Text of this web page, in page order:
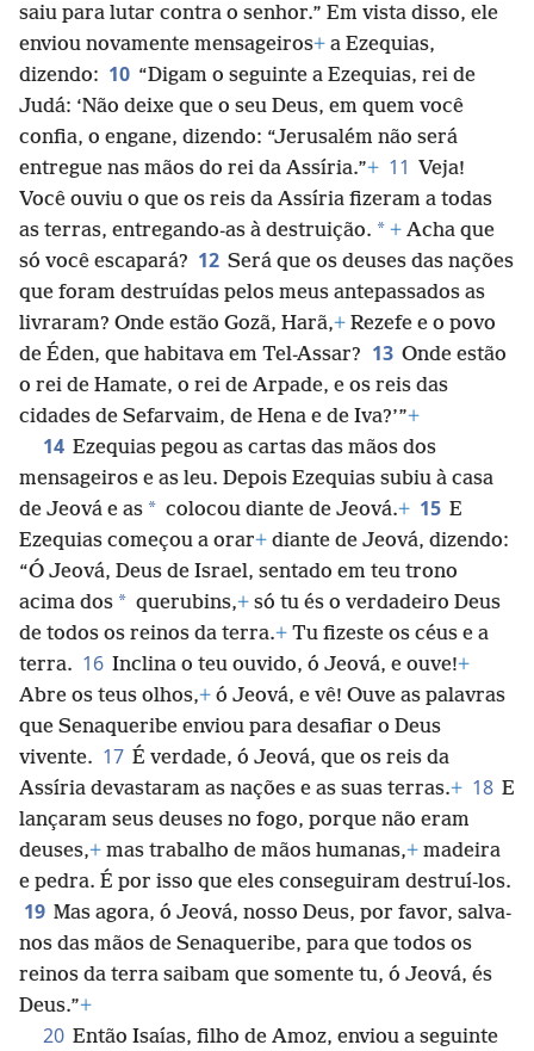
saiu para lutar contra o senhor.” Em vista disso, ele
enviou novamente mensageiros+ a Ezequias,
dizendo: 10 “Digam o seguinte a Ezequias, rei de
Judá: ‘Não deixe que o seu Deus, em quem você
confia, o engane, dizendo: “Jerusalém não será
entregue nas mãos do rei da Assíria.”+ 11 Veja!
Você ouviu o que os reis da Assíria fizeram a todas
as terras, entregando-as à destruição. * + Acha que
só você escapará? 12 Será que os deuses das nações
que foram destruídas pelos meus antepassados as
livraram? Onde estão Gozã, Harã,+ Rezefe e o povo
de Éden, que habitava em Tel-Assar? 13 Onde estão
o rei de Hamate, o rei de Arpade, e os reis das
cidades de Sefarvaim, de Hena e de Iva?’”+
14 Ezequias pegou as cartas das mãos dos
mensageiros e as leu. Depois Ezequias subiu à casa
de Jeová e as * colocou diante de Jeová.+ 15 E
Ezequias começou a orar+ diante de Jeová, dizendo:
“Ó Jeová, Deus de Israel, sentado em teu trono
acima dos * querubins,+ só tu és o verdadeiro Deus
de todos os reinos da terra.+ Tu fizeste os céus e a
terra. 16 Inclina o teu ouvido, ó Jeová, e ouve!+
Abre os teus olhos,+ ó Jeová, e vê! Ouve as palavras
que Senaqueribe enviou para desafiar o Deus
vivente. 17 É verdade, ó Jeová, que os reis da
Assíria devastaram as nações e as suas terras.+ 18 E
lançaram seus deuses no fogo, porque não eram
deuses,+ mas trabalho de mãos humanas,+ madeira
e pedra. É por isso que eles conseguiram destruí-los.
19 Mas agora, ó Jeová, nosso Deus, por favor, salva-
nos das mãos de Senaqueribe, para que todos os
reinos da terra saibam que somente tu, ó Jeová, és
Deus.”+
20 Então Isaías, filho de Amoz, enviou a seguinte